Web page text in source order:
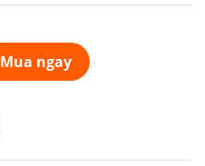
Mua ngay